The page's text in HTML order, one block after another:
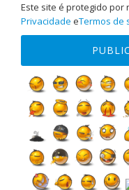
Este site é protegido por
Privacidade eTermos de